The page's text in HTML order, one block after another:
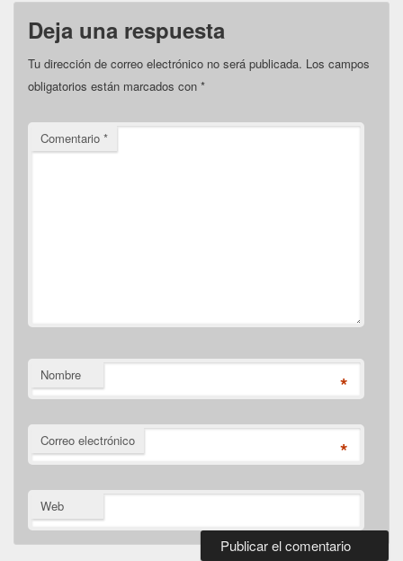
Deja una respuesta
Tu dirección de correo electrónico no será publicada. Los campos
obligatorios están marcados con *
Comentario *
Nombre *
Correo electrónico *
Web